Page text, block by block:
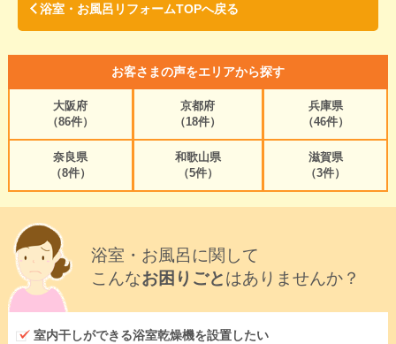
浴室・お風呂リフォームTOPへ戻る
お客さまの声をエリアから探す
大阪府
（86件）
京都府
（18件）
兵庫県
（46件）
奈良県
（8件）
和歌山県
（5件）
滋賀県
（3件）
浴室・お風呂に関して
こんなお困りごとはありませんか？
室内干しができる浴室乾燥機を設置したい